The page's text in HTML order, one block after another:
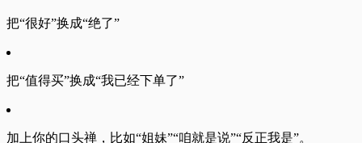
把“很好”换成“绝了”
把“值得买”换成“我已经下单了”
加上你的口头禅，比如“姐妹”“咱就是说”“反正我是”。